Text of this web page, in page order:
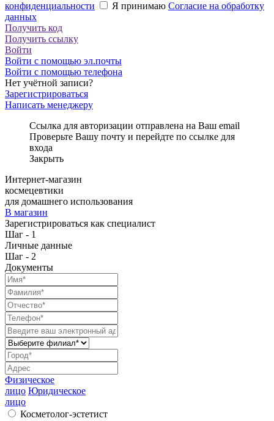
конфиденциальности
Я принимаю Согласие на обработку
данных
Получить код
Получить ссылку
Войти
Войти с помощью эл.почты
Войти с помощью телефона
Нет учётной записи?
Зарегистрироваться
Написать менеджеру
Ссылка для авторизации отправлена на Ваш email
Проверьте Вашу почту и перейдте по ссылке для
входа
Закрыть
Интернет-магазин
космецевтики
для домашнего использования
В магазин
Зарегистрироваться как специалист
Шаг - 1
Личные данные
Шаг - 2
Документы
Физическое
лицо Юридическое
лицо
Косметолог-эстетист